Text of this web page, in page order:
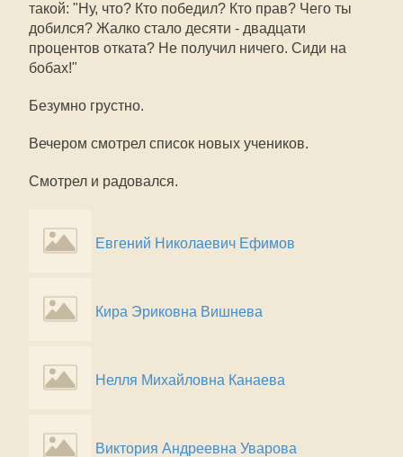
такой: "Ну, что? Кто победил? Кто прав? Чего ты
добился? Жалко стало десяти - двадцати
процентов отката? Не получил ничего. Сиди на
бобах!"
Безумно грустно.
Вечером смотрел список новых учеников.
Смотрел и радовался.
Евгений Николаевич Ефимов
Кира Эриковна Вишнева
Нелля Михайловна Канаева
Виктория Андреевна Уварова